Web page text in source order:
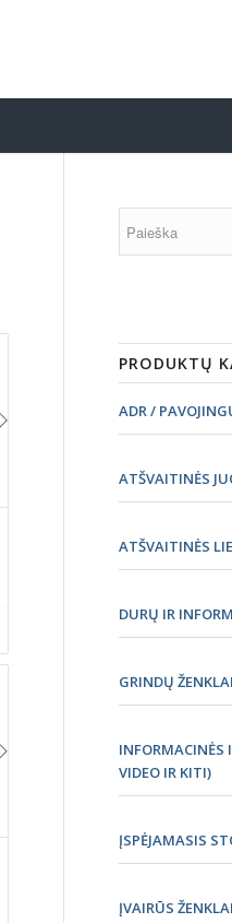
PRODUKTŲ
ADR /
ATŠVAITINĖS
ATŠVAITINĖS
DURŲ IR
GRINDŲ
INFORMACINĖS
VIDEO IR KITI)
ĮSPĖJAMASIS
ĮVAIRŪS